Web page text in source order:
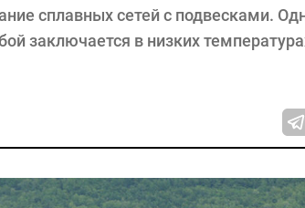
сплавных сетей с подвесками.
заключается в низких